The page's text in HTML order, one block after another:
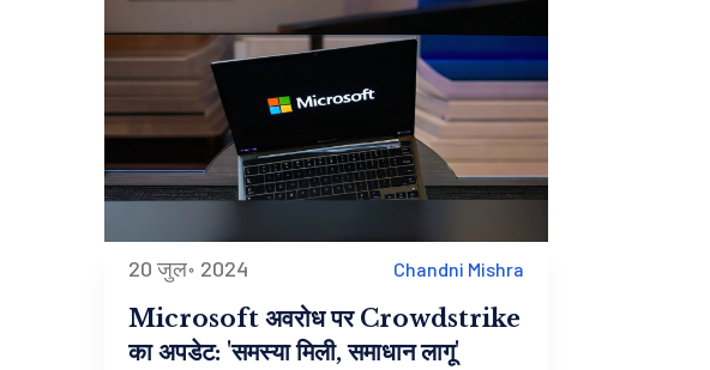
20 जुल॰ 2024 Chandni Mishra
Microsoft अवरोध पर Crowdstrike
का अपडेट: 'समस्या मिली, समाधान लागू'